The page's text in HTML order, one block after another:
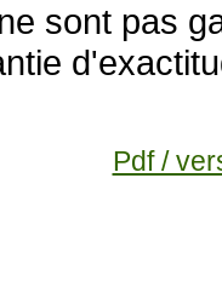
sont pas
Pdf /